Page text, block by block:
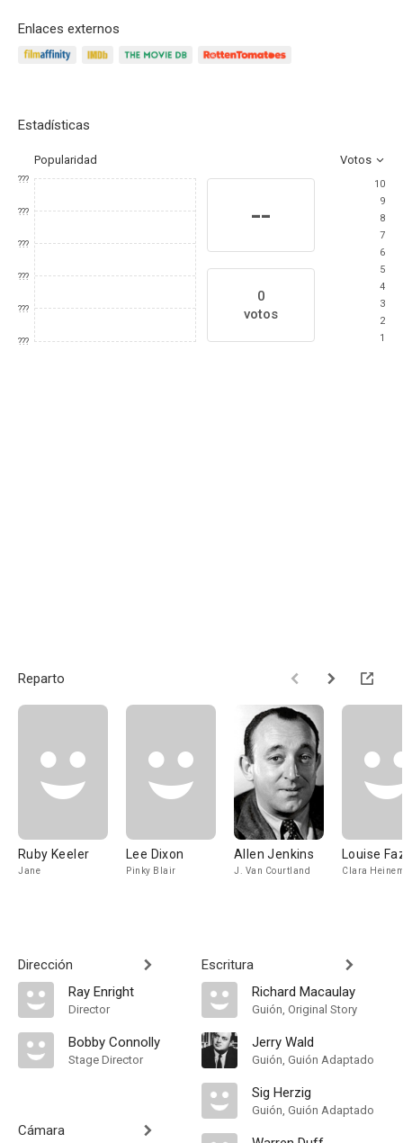
Enlaces externos
Estadísticas
Popularidad Votos
???
???
???
???
???
???
--
0
votos
10
9
8
7
6
5
4
3
2
1
Reparto
Ruby Keeler
Jane
Lee Dixon
Pinky Blair
Allen Jenkins
J. Van Courtland
Louise
Clara
Dirección
Ray Enright
Director
Bobby Connolly
Stage Director
Cámara
Escritura
Richard Macaulay
Guión, Original Story
Jerry Wald
Guión, Guión Adaptado
Sig Herzig
Guión, Guión Adaptado